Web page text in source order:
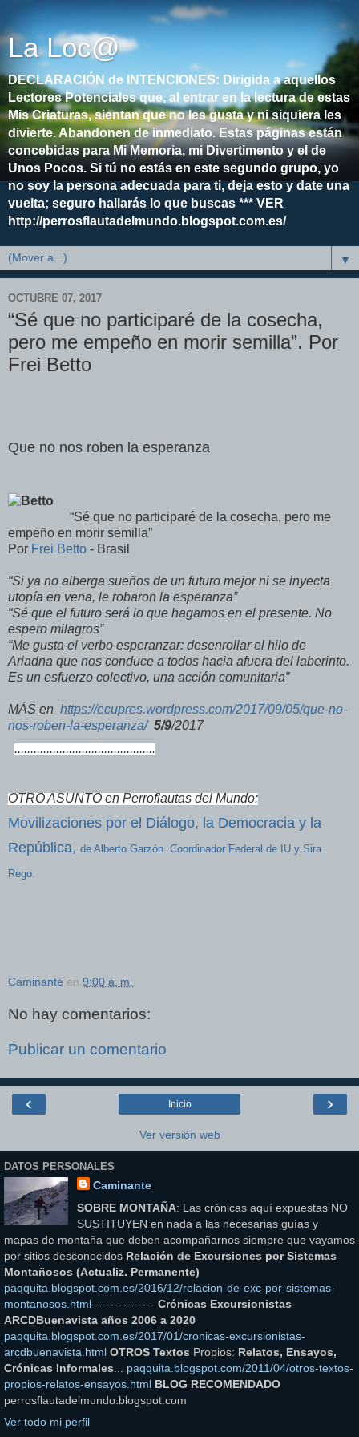
La Loc@
DECLARACIÓN de INTENCIONES: Dirigida a aquellos
Lectores Potenciales que, al entrar en la lectura de estas
Mis Criaturas, sientan que no les gusta y ni siquiera les
divierte. Abandonen de inmediato. Estas páginas están
concebidas para Mi Memoria, mi Divertimento y el de
Unos Pocos. Si tú no estás en este segundo grupo, yo
no soy la persona adecuada para ti, deja esto y date una
vuelta; seguro hallarás lo que buscas *** VER
http://perrosflautadelmundo.blogspot.com.es/
▼
OCTUBRE 07, 2017
“Sé que no participaré de la cosecha,
pero me empeño en morir semilla”. Por
Frei Betto
Que no nos roben la esperanza
“Sé que no participaré de la cosecha, pero me
empeño en morir semilla”
Por Frei Betto - Brasil
“Si ya no alberga sueños de un futuro mejor ni se inyecta
utopía en vena, le robaron la esperanza”
“Sé que el futuro será lo que hagamos en el presente. No
espero milagros”
“Me gusta el verbo esperanzar: desenrollar el hilo de
Ariadna que nos conduce a todos hacia afuera del laberinto.
Es un esfuerzo colectivo, una acción comunitaria”
MÁS en https://ecupres.wordpress.com/2017/09/05/que-no-
nos-roben-la-esperanza/ 5/9/2017
............................................
OTRO ASUNTO en Perroflautas del Mundo:
Movilizaciones por el Diálogo, la Democracia y la
República, de Alberto Garzón. Coordinador Federal de IU y Sira
Rego.
Caminante en 9:00 a. m.
No hay comentarios:
Publicar un comentario
‹ ›
Inicio
Ver versión web
DATOS PERSONALES
Caminante
SOBRE MONTAÑA: Las crónicas aquí expuestas NO
SUSTITUYEN en nada a las necesarias guías y
mapas de montaña que deben acompañarnos siempre que vayamos
por sitios desconocidos Relación de Excursiones por Sistemas
Montañosos (Actualiz. Permanente)
paqquita.blogspot.com.es/2016/12/relacion-de-exc-por-sistemas-
montanosos.html --------------- Crónicas Excursionistas
ARCDBuenavista años 2006 a 2020
paqquita.blogspot.com.es/2017/01/cronicas-excursionistas-
arcdbuenavista.html OTROS Textos Propios: Relatos, Ensayos,
Crónicas Informales
paqquita.blogspot.com/2011/04/otros-textos-
propios-relatos-ensayos.html BLOG RECOMENDADO
perrosflautadelmundo.blogspot.com
Ver todo mi perfil